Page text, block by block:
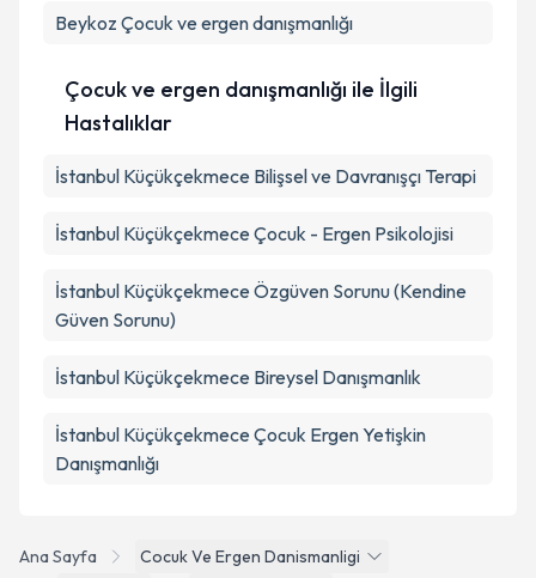
Ana Sayfa
Cocuk Ve Ergen Danismanligi
Beykoz Çocuk ve ergen danışmanlığı
Çocuk ve ergen danışmanlığı ile İlgili
Hastalıklar
İstanbul Küçükçekmece Bilişsel ve Davranışçı Terapi
İstanbul Küçükçekmece Çocuk - Ergen Psikolojisi
İstanbul Küçükçekmece Özgüven Sorunu (Kendine
Güven Sorunu)
İstanbul Küçükçekmece Bireysel Danışmanlık
İstanbul Küçükçekmece Çocuk Ergen Yetişkin
Danışmanlığı